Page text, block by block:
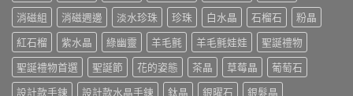
消磁組
消磁週邊 淡水珍珠 珍珠 白水晶 石榴石
粉晶
紅石榴
紫水晶 綠幽靈 羊毛氈 羊毛氈娃娃
聖誕禮物
聖誕禮物首選
聖誕節 花的姿態 茶晶 草莓晶
葡萄石
設計款手鍊
設計款水晶手鍊 鈦晶 銀曜石 銀髮晶